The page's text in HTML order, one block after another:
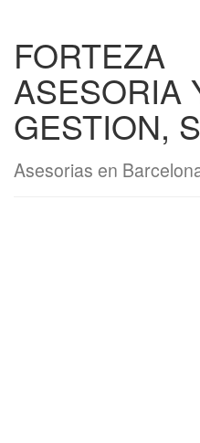
FORTEZA
ASESORIA
GESTION,
Asesorias en